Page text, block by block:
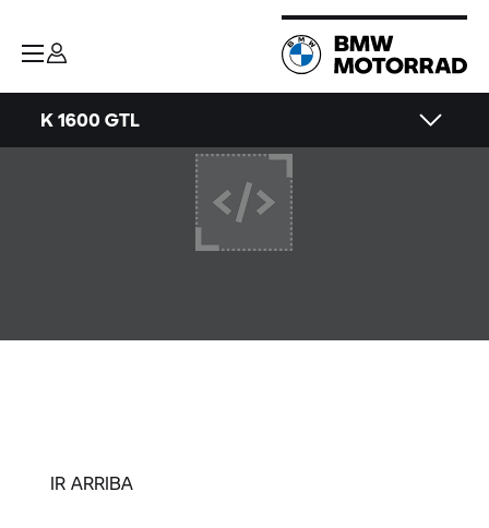
K 1600 GTL
IR ARRIBA